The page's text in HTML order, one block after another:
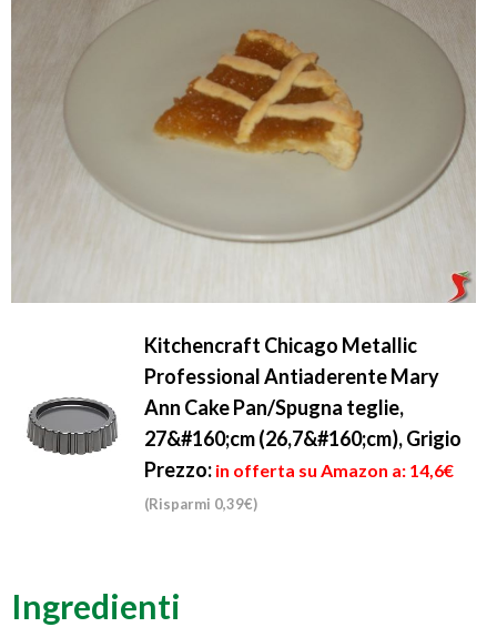
Kitchencraft Chicago Metallic
Professional Antiaderente Mary
Ann Cake Pan/Spugna teglie,
27&#160;cm (26,7&#160;cm), Grigio
Prezzo: in offerta su Amazon a: 14,6€
(Risparmi 0,39€)
Ingredienti